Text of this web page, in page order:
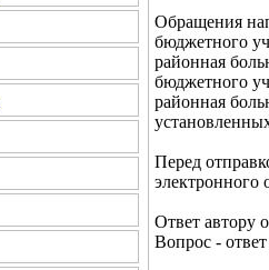
Обращения
бюджетного
районная
бюджетного
районная
Перед
электронного
Ответ автору
Вопрос - ответ